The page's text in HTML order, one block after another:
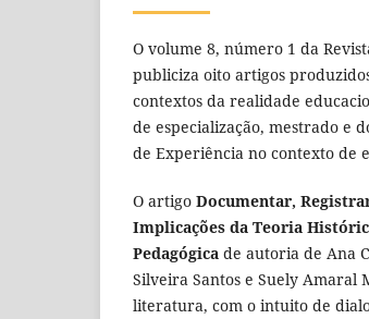
O volume 8, número 1 da
publiciza oito artigos
contextos da realidade
de especialização, mestrado e
de Experiência no contexto de
O artigo Documentar,
Implicações da Teoria
Pedagógica de autoria de Ana
Silveira Santos e Suely Amaral
literatura, com o intuito de